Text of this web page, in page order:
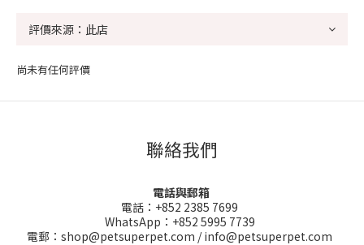
尚未有任何評價
聯絡我們
電話與郵箱
電話：+852 2385 7699
WhatsApp：+852 5995 7739
電郵：shop@petsuperpet.com / info@petsuperpet.com